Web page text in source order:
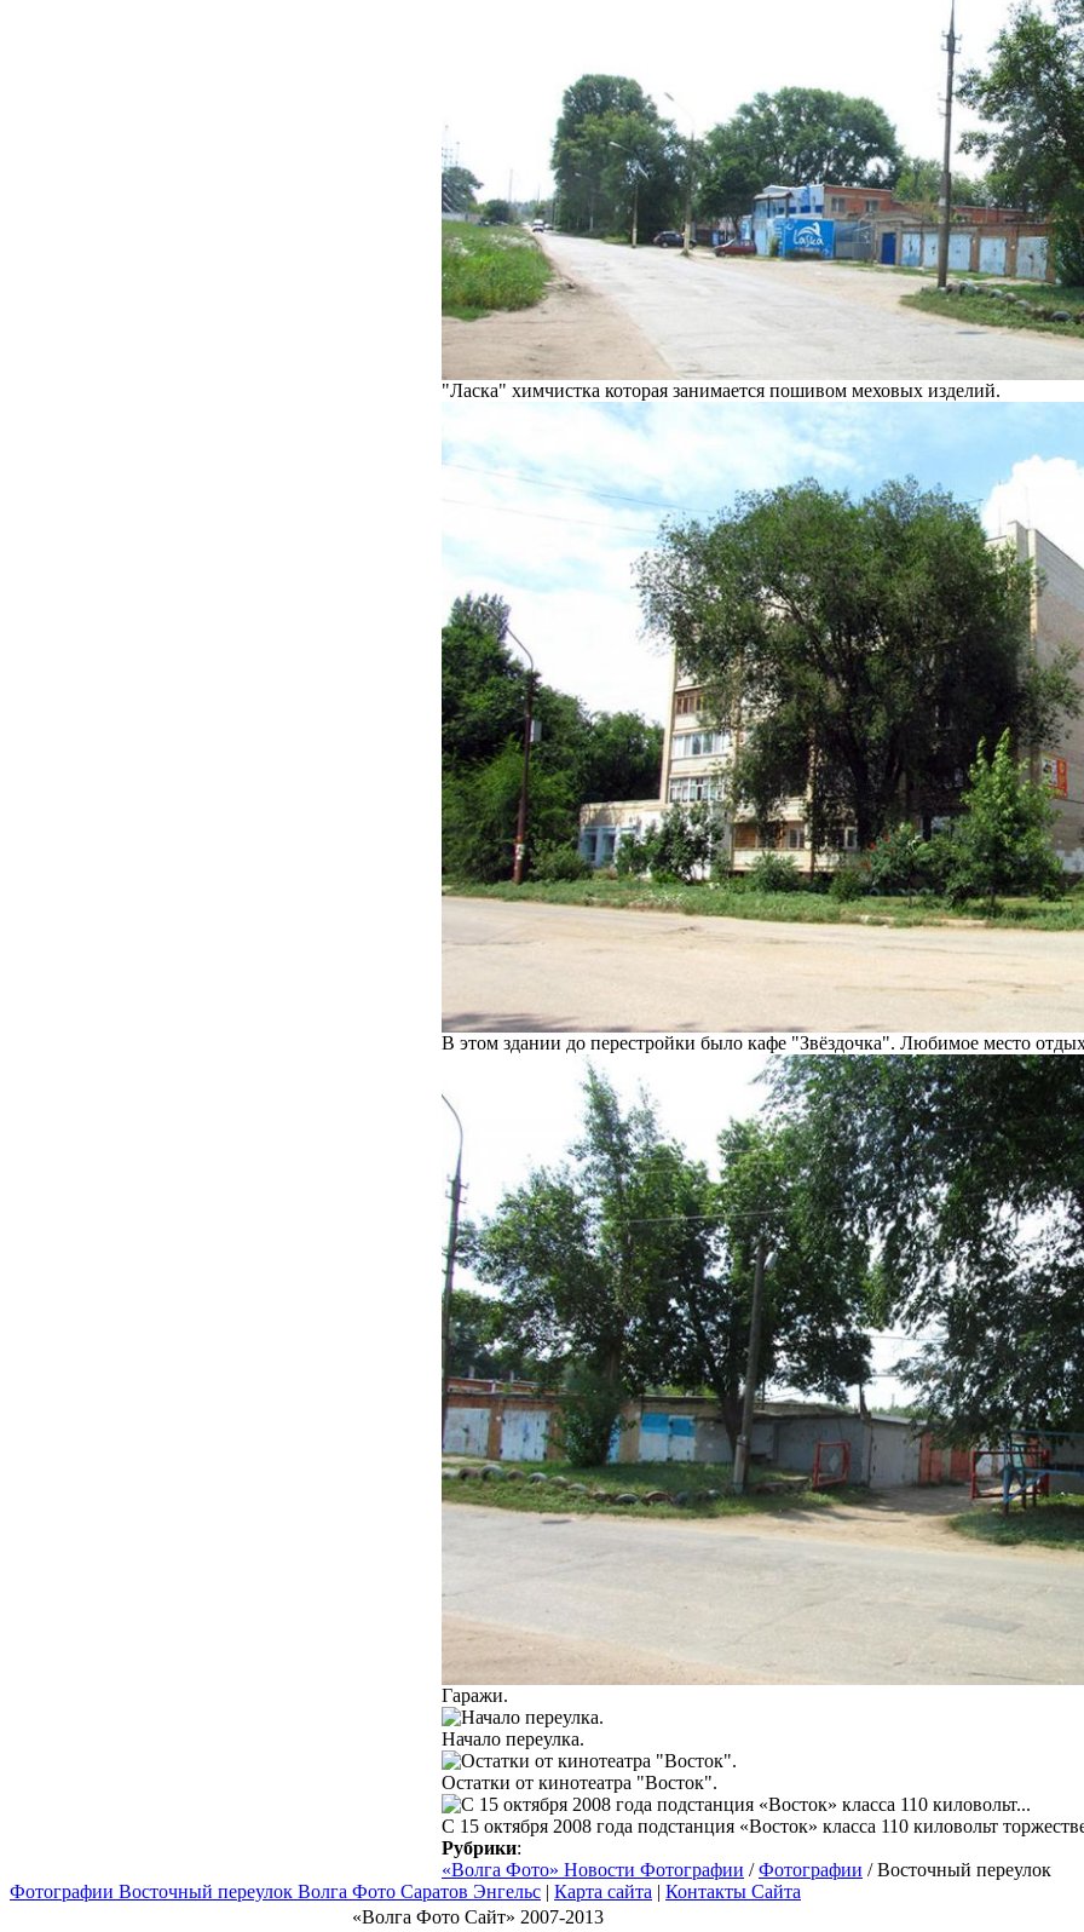
"Ласка" химчистка которая занимается пошивом меховых изделий.
В этом здании до перестройки было кафе "Звёздочка". Любимое место
Гаражи.
Начало переулка.
Остатки от кинотеатра "Восток".
С 15 октября 2008 года подстанция «Восток» класса 110 киловольт
Рубрики:
«Волга Фото» Новости Фотографии /Фотографии / Восточный переулок
Фотографии Восточный переулок Волга Фото Саратов Энгельс | Карта сайта | Контакты Сайта
«Волга Фото Сайт» 2007-2013